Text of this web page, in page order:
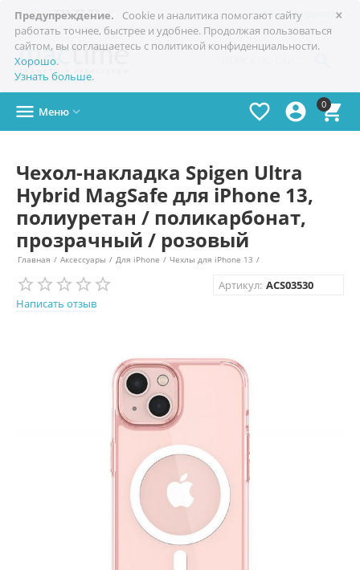
×
Предупреждение.
Cookie и аналитика помогают сайту
работать точнее, быстрее и удобнее. Продолжая пользоваться
сайтом, вы соглашаетесь с политикой конфиденциальности.
Хорошо.
Узнать больше.
Симферополь
+7(978)773-77-77 
0



 Меню 
Чехол-накладка Spigen Ultra
Hybrid MagSafe для iPhone 13,
полиуретан / поликарбонат,
прозрачный / розовый
Главная / Аксессуары / Для iPhone / Чехлы для iPhone 13 /
Написать отзыв
Артикул: ACS03530